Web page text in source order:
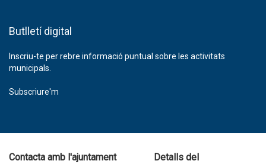
Butlletí digital
Inscriu-te per rebre informació puntual sobre les activitats
municipals.
Subscriure'm
Contacta amb l'ajuntament
Detalls del